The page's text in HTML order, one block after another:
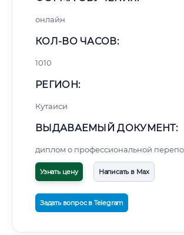
онлайн
КОЛ-ВО ЧАСОВ:
1010
РЕГИОН:
Кутаиси
ВЫДАВАЕМЫЙ ДОКУМЕНТ:
диплом о профессиональной
Узнать цену Написать в Max
Задать вопрос в Telegram